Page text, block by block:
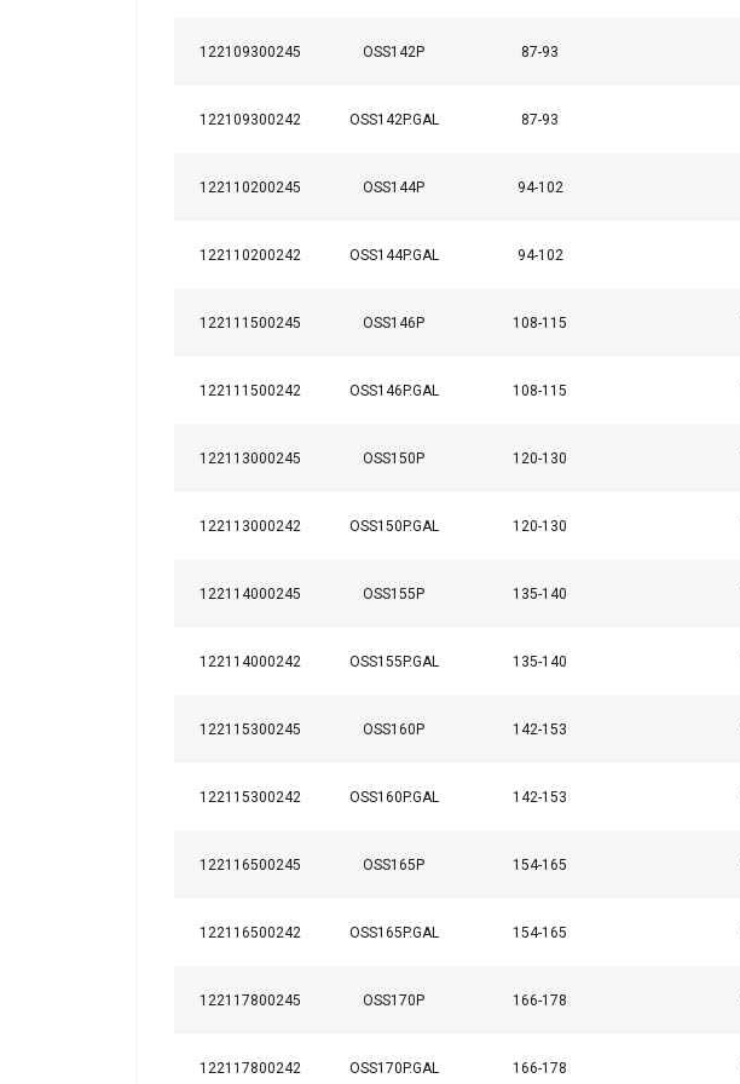
122109300245 OSS142P 87-93
122109300242 OSS142P.GAL 87-93
122110200245 OSS144P 94-102
122110200242 OSS144P.GAL 94-102
122111500245 OSS146P 108-115
122111500242 OSS146P.GAL 108-115
122113000245 OSS150P 120-130
122113000242 OSS150P.GAL 120-130
122114000245 OSS155P 135-140
122114000242 OSS155P.GAL 135-140
122115300245 OSS160P 142-153
122115300242 OSS160P.GAL 142-153
122116500245 OSS165P 154-165
122116500242 OSS165P.GAL 154-165
122117800245 OSS170P 166-178
122117800242 OSS170P.GAL 166-178
Маркування:
Примітка: